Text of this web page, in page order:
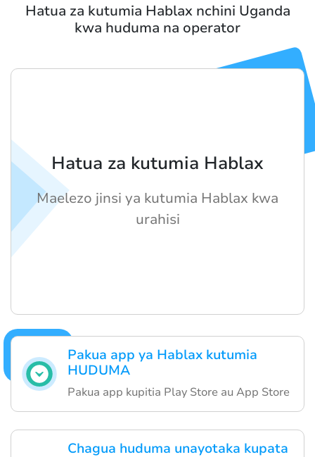
Hatua za kutumia Hablax nchini Uganda
kwa huduma na operator
Pakua app ya Hablax kutumia
HUDUMA
Pakua app kupitia Play Store au App Store
Chagua huduma unayotaka kupata
Hatua za kutumia Hablax
Maelezo jinsi ya kutumia Hablax kwa
urahisi